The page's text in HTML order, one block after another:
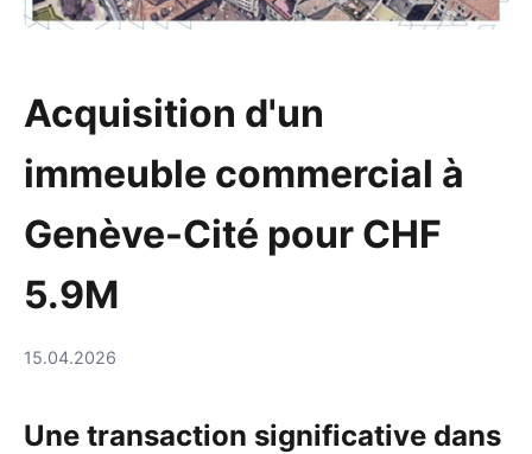
Acquisition d'un
immeuble commercial à
Genève-Cité pour CHF
5.9M
15.04.2026
Une transaction significative dans